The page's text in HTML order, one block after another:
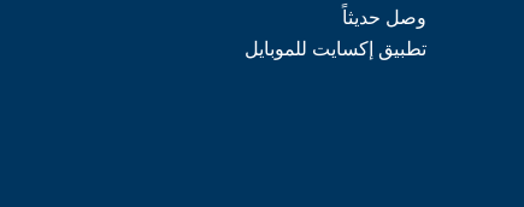
وصل حديثاً
تطبيق إكسايت للموبايل